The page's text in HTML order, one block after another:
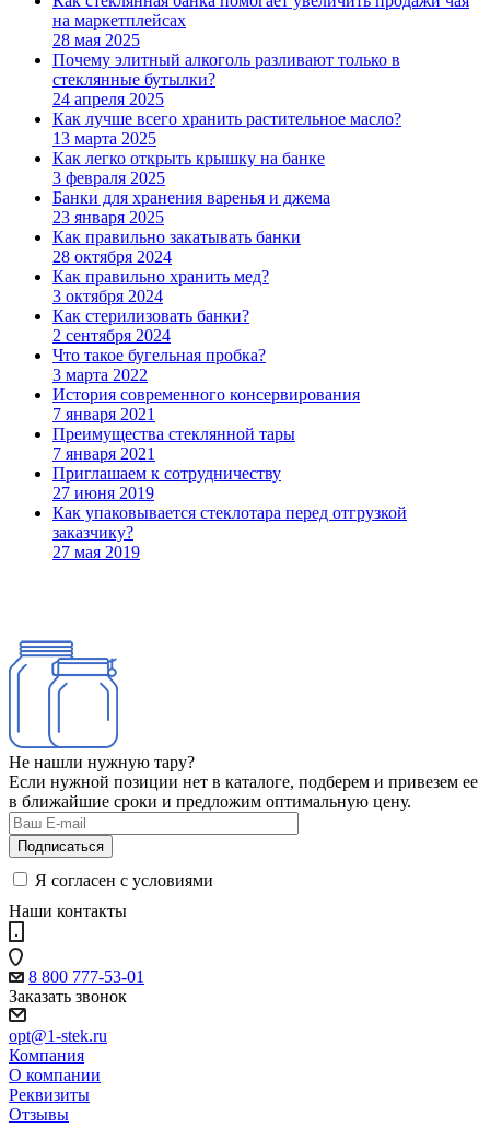
на маркетплейсах
28 мая 2025
Почему элитный алкоголь разливают только в
стеклянные бутылки?
24 апреля 2025
Как лучше всего хранить растительное масло?
13 марта 2025
Как легко открыть крышку на банке
3 февраля 2025
Банки для хранения варенья и джема
23 января 2025
Как правильно закатывать банки
28 октября 2024
Как правильно хранить мед?
3 октября 2024
Как стерилизовать банки?
2 сентября 2024
Что такое бугельная пробка?
3 марта 2022
История современного консервирования
7 января 2021
Преимущества стеклянной тары
7 января 2021
Приглашаем к сотрудничеству
27 июня 2019
Как упаковывается стеклотара перед отгрузкой
заказчику?
27 мая 2019
Не нашли нужную тару?
Если нужной позиции нет в каталоге, подберем и привезем ее
в ближайшие сроки и предложим оптимальную цену.
Я согласен с условиями
Наши контакты
8 800 777-53-01
Заказать звонок
opt@1-stek.ru
Компания
О компании
Реквизиты
Отзывы